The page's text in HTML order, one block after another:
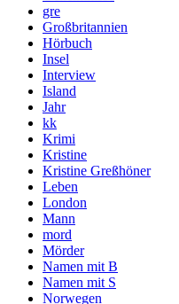
gre
Großbritannien
Hörbuch
Insel
Interview
Island
Jahr
kk
Krimi
Kristine
Kristine Greßhöner
Leben
London
Mann
mord
Mörder
Namen mit B
Namen mit S
Norwegen